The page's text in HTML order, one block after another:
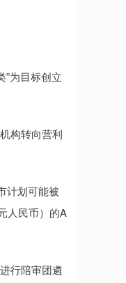
”为目标创立
构转向营利
计划可能被
人民币）的A
行陪审团遴